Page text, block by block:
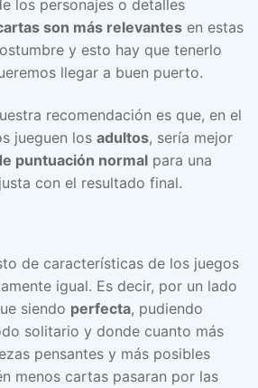
los personajes o detalles
son más relevantes en estas
y esto hay que tenerlo
llegar a buen puerto.
recomendación es que, en el
jueguen los adultos, sería mejor
puntuación normal para una
con el resultado final.
de características de los juegos
igual. Es decir, por un lado
siendo perfecta, pudiendo
solitario y donde cuanto más
pensantes y más posibles
menos cartas pasaran por las